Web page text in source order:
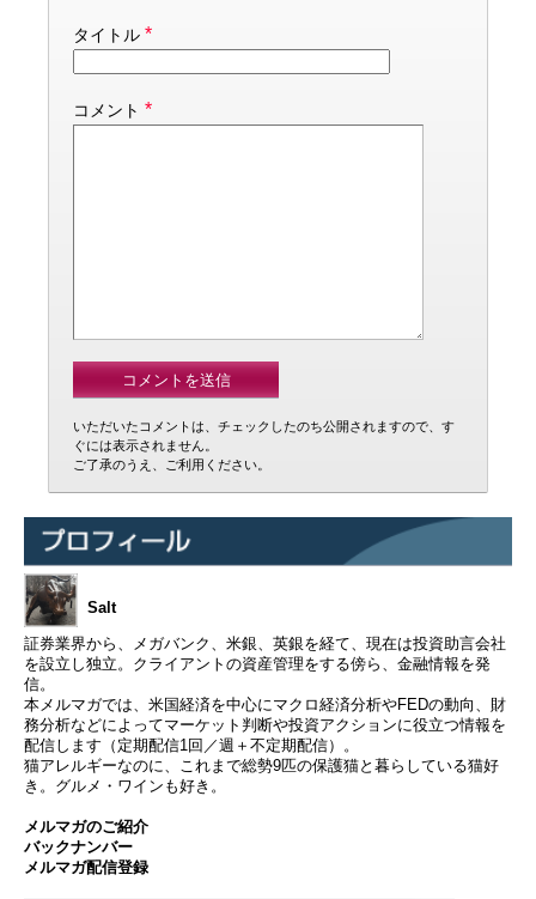
タイトル *
コメント *
いただいたコメントは、チェックしたのち公開されますので、す
ぐには表示されません。
ご了承のうえ、ご利用ください。
Salt
証券業界から、メガバンク、米銀、英銀を経て、現在は投資助言会社
を設立し独立。クライアントの資産管理をする傍ら、金融情報を発
信。
本メルマガでは、米国経済を中心にマクロ経済分析やFEDの動向、財
務分析などによってマーケット判断や投資アクションに役立つ情報を
配信します（定期配信1回／週＋不定期配信）。
猫アレルギーなのに、これまで総勢9匹の保護猫と暮らしている猫好
き。グルメ・ワインも好き。
メルマガのご紹介
バックナンバー
メルマガ配信登録